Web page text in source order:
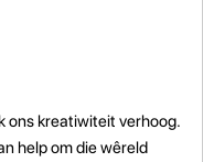
ons ​​kreatiwiteit verhoog.
help om die wêreld